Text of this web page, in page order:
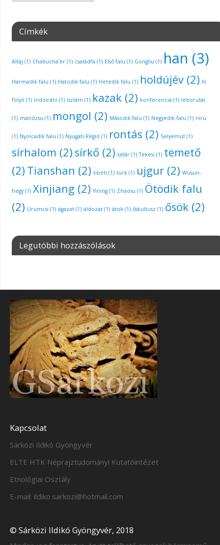
Címkék
Altaj (1) Chabucha'er(1) családfa (1) Első falu (1) Gongliu (1) han (3)
Harmadik falu (1) Hatodik falu (1) Hetedik falu (1) holdújév(2) Ili
folyó (1) indoiráni (1) iszlám (1) kazak(2) konferencia (1) leborulás
(1) mandzsu (1) mongol (2) Második falu (1) Negyedik falu (1) niru
(1) Nyolcadik falu (1) Nyugati Régió (1) rontás (2) Selyemút(1)
sírhalom (2) sírkő (2) tatár(1) Tekesi (1) temető
(2) Tianshan (2) tibeti (1) türk(1) ujgur(2) Wusun-
hegy(1) Xinjiang (2) Yining(1) Zhaosu (1) Ötödik falu
(2) Ürümcsi (1) ágazat(1) áldozat(1) átok(1) őskultusz (1) ősök(2)
Legutóbbi hozzászólások
Kapcsolat
Sárközi Ildikó Gyöngyvér
ELTE HTK Néprajztudományi Kutatóintézet
Etnológiai Osztály
E-mail: ildiko.sarkozi@hotmail.com
© Sárközi Ildikó Gyöngyvér, 2018